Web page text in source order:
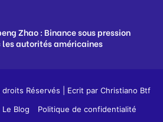
Zhao : Binance sous pression
autorités américaines
Réservés | Ecrit par Christiano Btf
Le Blog Politique de confidentialité